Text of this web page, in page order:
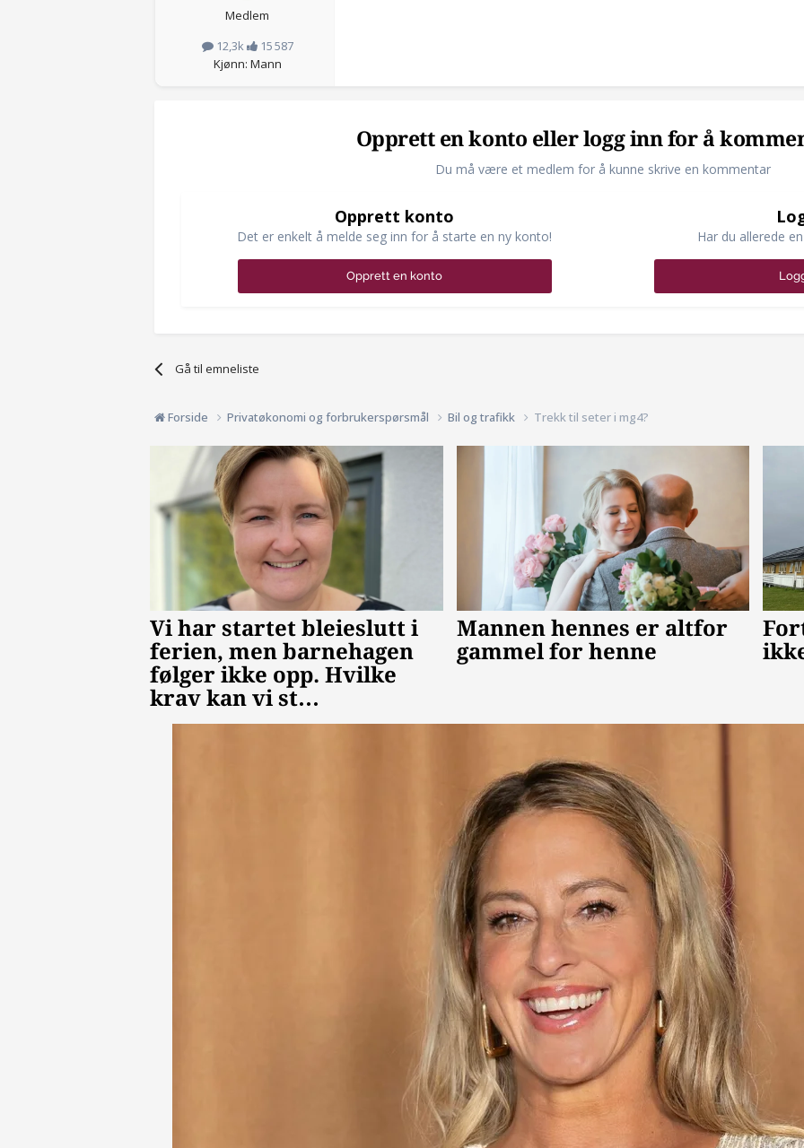
Medlem
12,3k
15 587
Kjønn: Mann
Opprett en konto eller logg inn for å
Du må være et medlem for å kunne skrive en kommentar
Opprett konto
Det er enkelt å melde seg inn for å starte en ny konto!
Opprett en konto
Har du allerede
Gå til emneliste
Forside Privatøkonomi og forbrukerspørsmål Bil og trafikk Trekk til seter i mg4?